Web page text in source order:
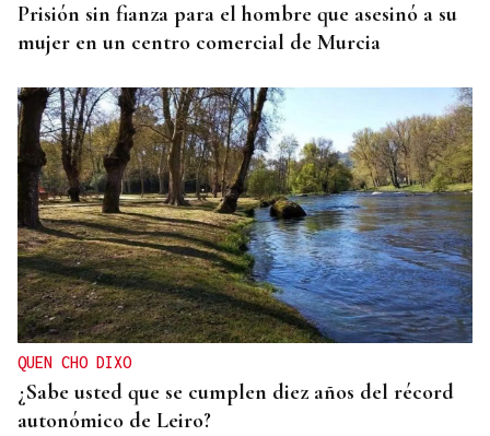
Prisión sin fianza para el hombre que asesinó a su
mujer en un centro comercial de Murcia
QUEN CHO DIXO
¿Sabe usted que se cumplen diez años del récord
autonómico de Leiro?